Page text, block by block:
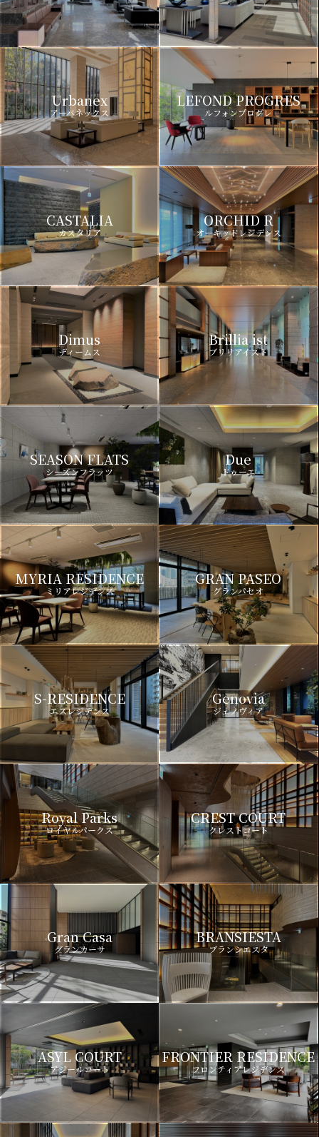
Urbanex
アーバネックス
LEFOND PROGRES
ルフォンプログレ
CASTALIA
カスタリア
ORCHID R
オーキッドレジデンス
Dimus
ディームス
Brillia ist
ブリリアイスト
SEASON FLATS
シーズンフラッツ
Due
ドゥーエ
MYRIA RESIDENCE
ミリアレジデンス
GRAN PASEO
グランパセオ
S-RESIDENCE
エスレジデンス
Genovia
ジェノヴィア
Royal Parks
ロイヤルパークス
CREST COURT
クレストコート
Gran Casa
グランカーサ
BRANSIESTA
ブランシエスタ
ASYL COURT
アジールコート
FRONTIER RESIDENCE
フロンティアレジデンス